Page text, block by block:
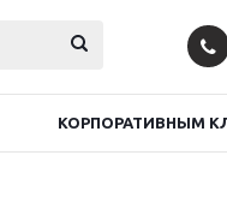
КОРПОРАТИВНЫМ